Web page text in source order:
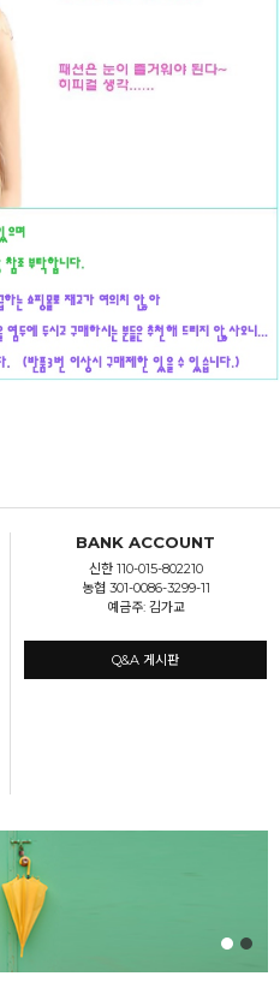
BANK ACCOUNT
신한 110-015-802210
농협 301-0086-3299-11
예금주: 김가교
Q&A 게시판